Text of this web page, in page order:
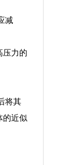
减
压力的
将其
的近似